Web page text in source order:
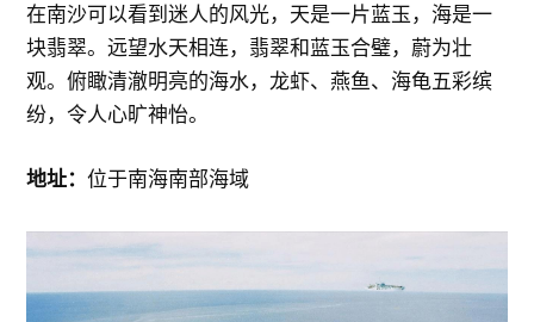
在南沙可以看到迷人的风光，天是一片蓝玉，海是一
块翡翠。远望水天相连，翡翠和蓝玉合璧，蔚为壮
观。俯瞰清澈明亮的海水，龙虾、燕鱼、海龟五彩缤
纷，令人心旷神怡。
地址：位于南海南部海域